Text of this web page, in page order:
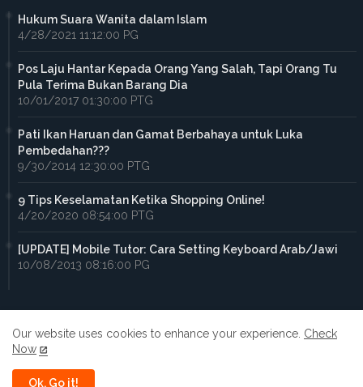
Hukum Suara Wanita dalam Islam
4/28/2021 11:12:00 PG
Pos Laju Hantar Kepada Orang Yang Salah, Tapi Orang Tu
Pula Terima Bukan Barang Dia
10/01/2017 01:30:00 PTG
Pati Ikan Haruan dan Gamat Berbahaya untuk Luka
Pembedahan???
9/30/2014 12:30:00 PTG
9 Tips Keselamatan Ketika Shopping Online!
4/20/2020 08:54:00 PTG
[UPDATE] Mobile Tutor: Cara Setting Keyboard Arab/Jawi
10/08/2013 08:16:00 PG
Our website uses cookies to enhance your experience. Check
Now
Ok, Go it!